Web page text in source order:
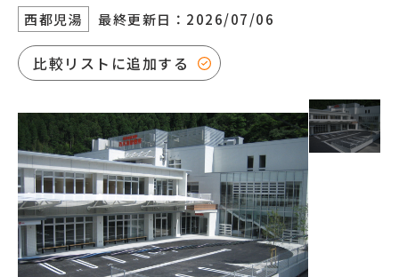
西都児湯 最終更新日：2026/07/06
比較リストに追加する